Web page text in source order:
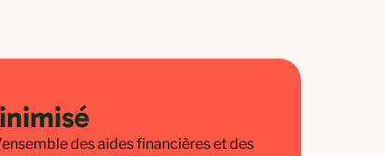
des aides financières et des